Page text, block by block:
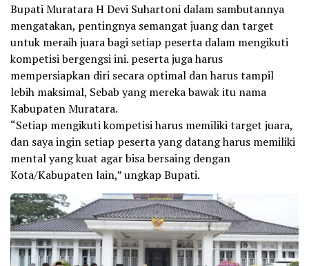
Bupati Muratara H Devi Suhartoni dalam sambutannya
mengatakan, pentingnya semangat juang dan target
untuk meraih juara bagi setiap peserta dalam mengikuti
kompetisi bergengsi ini. peserta juga harus
mempersiapkan diri secara optimal dan harus tampil
lebih maksimal, Sebab yang mereka bawak itu nama
Kabupaten Muratara.
“Setiap mengikuti kompetisi harus memiliki target juara,
dan saya ingin setiap peserta yang datang harus memiliki
mental yang kuat agar bisa bersaing dengan
Kota/Kabupaten lain,” ungkap Bupati.